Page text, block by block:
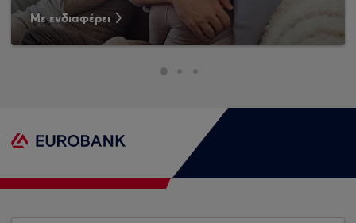
Με ενδιαφέρει